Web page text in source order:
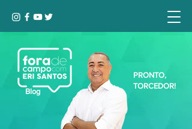
Blog
PRONTO,
TORCEDOR!